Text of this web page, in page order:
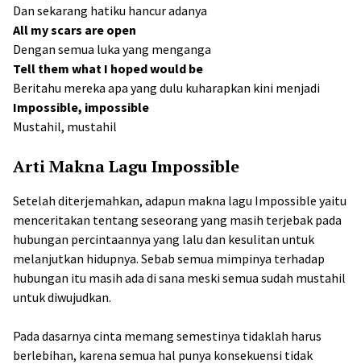
Dan sekarang hatiku hancur adanya
All my scars are open
Dengan semua luka yang menganga
Tell them what I hoped would be
Beritahu mereka apa yang dulu kuharapkan kini menjadi
Impossible, impossible
Mustahil, mustahil
Arti Makna Lagu Impossible
Setelah diterjemahkan, adapun makna lagu Impossible yaitu
menceritakan tentang seseorang yang masih terjebak pada
hubungan percintaannya yang lalu dan kesulitan untuk
melanjutkan hidupnya. Sebab semua mimpinya terhadap
hubungan itu masih ada di sana meski semua sudah mustahil
untuk diwujudkan.
Pada dasarnya cinta memang semestinya tidaklah harus
berlebihan, karena semua hal punya konsekuensi tidak